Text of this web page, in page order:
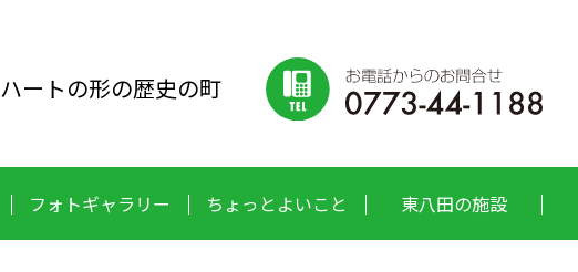
ハートの形の歴史の町
フォトギャラリー ちょっとよいこと 東八田の施設